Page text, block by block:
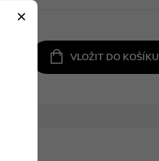
VLOŽIT DO KOŠÍKU